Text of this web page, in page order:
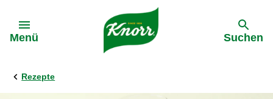
Menü Suchen
Rezepte